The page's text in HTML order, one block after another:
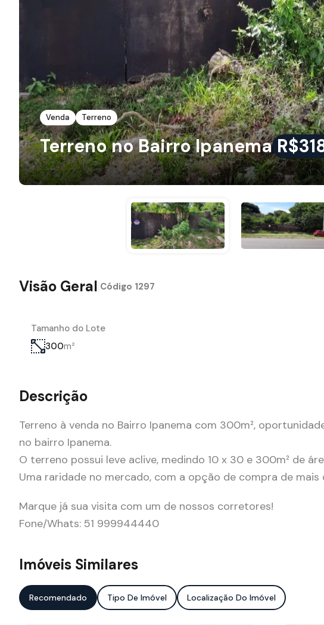
Venda Terreno
Terreno no Bairro Ipanema
Visão Geral Código 1297
Tamanho do Lote
300m²
Descrição
Terreno à venda no Bairro Ipanema com 300m²,
no bairro Ipanema.
O terreno possui leve aclive, medindo 10 x 30 e 300m² de
Uma raridade no mercado, com a opção de compra de
Marque já sua visita com um de nossos corretores!
Fone/Whats: 51 999944440
Imóveis Similares
Recomendado Tipo De Imóvel Localização Do Imóvel